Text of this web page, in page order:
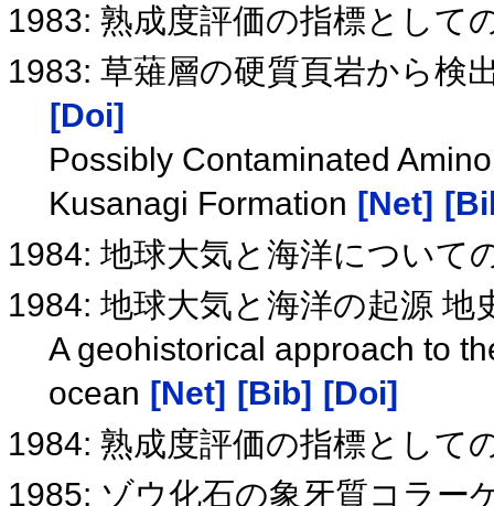
1983: 熟成度評価の指標として
1983: 草薙層の硬質頁岩から検
[Doi]
Possibly Contaminated
Kusanagi Formation [Net]
1984: 地球大気と海洋について
1984: 地球大気と海洋の起源
A geohistorical approach to
ocean [Net] [Bib] [Doi]
1984: 熟成度評価の指標として
1985: ゾウ化石の象牙質コラー